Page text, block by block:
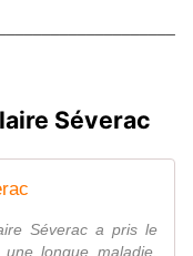
Séverac
Séverac a pris le
longue maladie.